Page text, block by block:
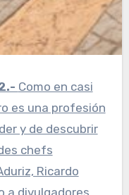
Como en casi
es una profesión
y de descubrir
chefs
Ricardo